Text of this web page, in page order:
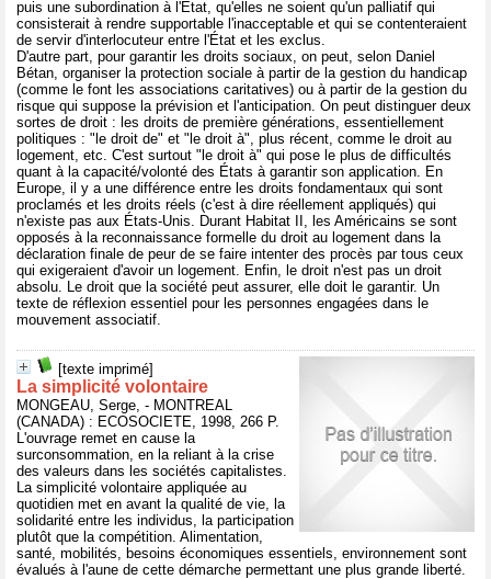
puis une subordination à l'État, qu'elles ne soient qu'un palliatif qui
consisterait à rendre supportable l'inacceptable et qui se contenteraient
de servir d'interlocuteur entre l'État et les exclus.
D'autre part, pour garantir les droits sociaux, on peut, selon Daniel
Bétan, organiser la protection sociale à partir de la gestion du handicap
(comme le font les associations caritatives) ou à partir de la gestion du
risque qui suppose la prévision et l'anticipation. On peut distinguer deux
sortes de droit : les droits de première générations, essentiellement
politiques : "le droit de" et "le droit à", plus récent, comme le droit au
logement, etc. C'est surtout "le droit à" qui pose le plus de difficultés
quant à la capacité/volonté des États à garantir son application. En
Europe, il y a une différence entre les droits fondamentaux qui sont
proclamés et les droits réels (c'est à dire réellement appliqués) qui
n'existe pas aux États-Unis. Durant Habitat II, les Américains se sont
opposés à la reconnaissance formelle du droit au logement dans la
déclaration finale de peur de se faire intenter des procès par tous ceux
qui exigeraient d'avoir un logement. Enfin, le droit n'est pas un droit
absolu. Le droit que la société peut assurer, elle doit le garantir. Un
texte de réflexion essentiel pour les personnes engagées dans le
mouvement associatif.
[texte imprimé]
La simplicité volontaire
MONGEAU, Serge, - MONTREAL
(CANADA) : ECOSOCIETE, 1998, 266 P.
L'ouvrage remet en cause la
surconsommation, en la reliant à la crise
des valeurs dans les sociétés capitalistes.
La simplicité volontaire appliquée au
quotidien met en avant la qualité de vie, la
solidarité entre les individus, la participation
plutôt que la compétition. Alimentation,
santé, mobilités, besoins économiques essentiels, environnement sont
évalués à l'aune de cette démarche permettant une plus grande liberté.